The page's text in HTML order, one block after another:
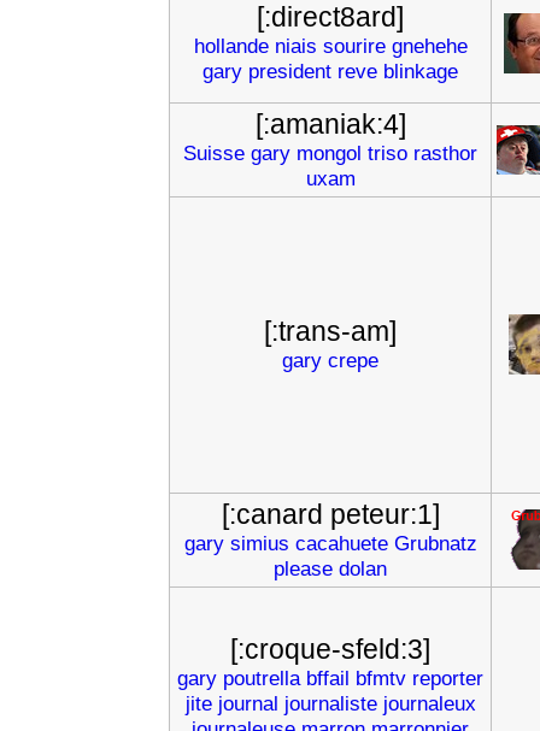
[:direct8ard]
hollande niais sourire gnehehe
gary president reve blinkage
[:amaniak:4]
Suisse gary mongol triso rasthor
uxam
[:trans-am]
gary crepe
[:canard peteur:1]
gary simius cacahuete Grubnatz
please dolan
[:croque-sfeld:3]
gary poutrella bffail bfmtv reporter
jite journal journaliste journaleux